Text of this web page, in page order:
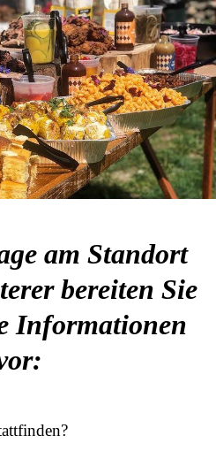
am Standort
bereiten Sie
Informationen